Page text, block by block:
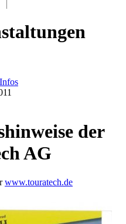
der
AG
www.touratech.de